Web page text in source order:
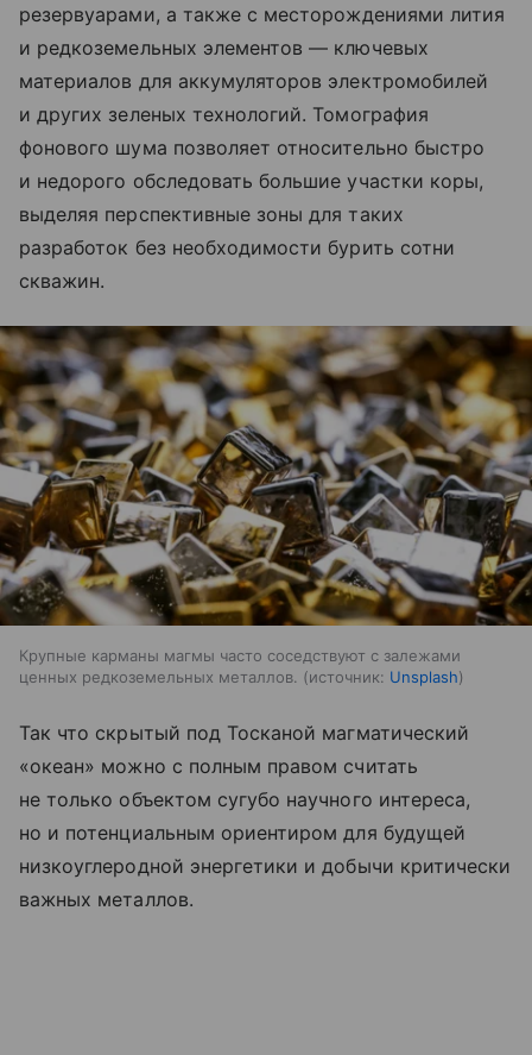
резервуарами, а также с месторождениями лития
и редкоземельных элементов — ключевых
материалов для аккумуляторов электромобилей
и других зеленых технологий. Томография
фонового шума позволяет относительно быстро
и недорого обследовать большие участки коры,
выделяя перспективные зоны для таких
разработок без необходимости бурить сотни
скважин.
Крупные карманы магмы часто соседствуют с залежами
ценных редкоземельных металлов.
источник: Unsplash
Так что скрытый под Тосканой магматический
«океан» можно с полным правом считать
не только объектом сугубо научного интереса,
но и потенциальным ориентиром для будущей
низкоуглеродной энергетики и добычи критически
важных металлов.